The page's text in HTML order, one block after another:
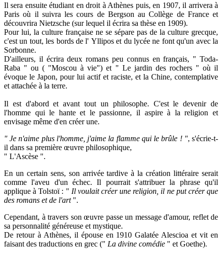
Il sera ensuite étudiant en droit à Athènes puis, en 1907, il arrivera à
Paris où il suivra les cours de Bergson au Collège de France et
découvrira Nietzsche (sur lequel il écrira sa thèse en 1909).
Pour lui, la culture française ne se sépare pas de la culture grecque,
c'est un tout, les bords de l' Yllipos et du lycée ne font qu'un avec la
Sorbonne.
D'ailleurs, il écrira deux romans peu connus en français, " Toda-
Raba " ou ( "Moscou à vie") et " Le jardin des rochers " où il
évoque le Japon, pour lui actif et raciste, et la Chine, contemplative
et attachée à la terre.
Il est d'abord et avant tout un philosophe. C'est le devenir de
l'homme qui le hante et le passionne, il aspire à la religion et
envisage même d'en créer une.
" Je n'aime plus l'homme, j'aime la flamme qui le brûle ! ", s'écrie-t-
il dans sa première œuvre philosophique,
" L'Ascèse ".
En un certain sens, son arrivée tardive à la création littéraire serait
comme l'aveu d'un échec. Il pourrait s'attribuer la phrase qu'il
applique à Tolstoï : " Il voulait créer une religion, il ne put créer que
des romans et de l'art".
Cependant, à travers son œuvre passe un message d'amour, reflet de
sa personnalité généreuse et mystique.
De retour à Athènes, il épouse en 1910 Galatée Alescioa et vit en
faisant des traductions en grec (" La divine comédie " et Goethe).